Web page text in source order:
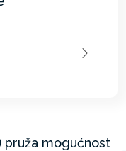
mogućnost